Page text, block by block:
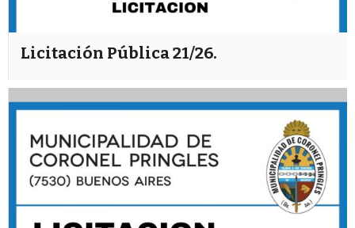
Licitación Pública 21/26.